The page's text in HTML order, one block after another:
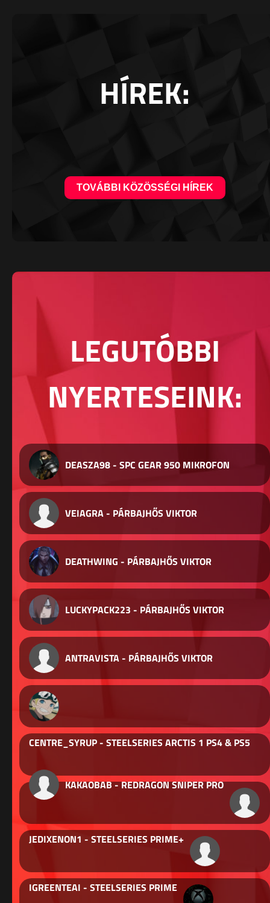
HÍREK:
TOVÁBBI KÖZÖSSÉGI HÍREK
LEGUTÓBBI
NYERTESEINK:
DEASZA98 - SPC GEAR 950 MIKROFON
VEIAGRA - PÁRBAJHŐS VIKTOR
DEATHWING - PÁRBAJHŐS VIKTOR
LUCKYPACK223 - PÁRBAJHŐS VIKTOR
ANTRAVISTA - PÁRBAJHŐS VIKTOR
CENTRE_SYRUP - STEELSERIES ARCTIS 1 PS4 & PS5
KAKAOBAB - REDRAGON SNIPER PRO
JEDIXENON1 - STEELSERIES PRIME+
IGREENTEAI - STEELSERIES PRIME